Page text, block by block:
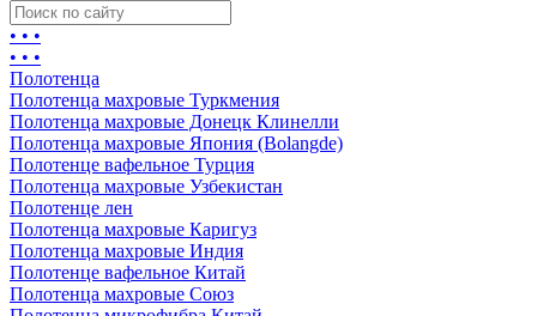
• • •
• • •
Полотенца
Полотенца махровые Туркмения
Полотенца махровые Донецк Клинелли
Полотенца махровые Япония (Bolangde)
Полотенце вафельное Турция
Полотенца махровые Узбекистан
Полотенце лен
Полотенца махровые Каригуз
Полотенца махровые Индия
Полотенце вафельное Китай
Полотенца махровые Союз